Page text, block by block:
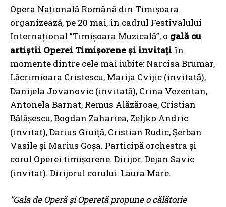
Opera Națională Română din Timișoara
organizează, pe 20 mai, în cadrul Festivalului
Internațional ”Timișoara Muzicală”, o gală cu
artiștii Operei Timișorene și invitați în
momente dintre cele mai iubite: Narcisa Brumar,
Lăcrimioara Cristescu, Marija Cvijic (invitată),
Danijela Jovanovic (invitată), Crina Vezentan,
Antonela Barnat, Remus Alăzăroae, Cristian
Bălășescu, Bogdan Zahariea, Zeljko Andric
(invitat), Darius Gruiță, Cristian Rudic, Șerban
Vasile și Marius Goșa. Participă orchestra și
corul Operei timișorene. Dirijor: Dejan Savic
(invitat). Dirijorul corului: Laura Mare.
”Gala de Operă și Operetă propune o călătorie